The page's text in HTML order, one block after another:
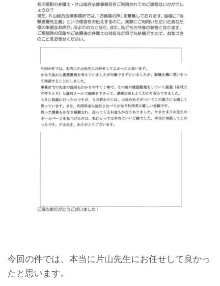
今回の件では、本当に片山先生にお任せして良かっ
たと思います。